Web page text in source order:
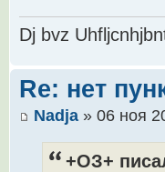
Dj bvz
Re: нет
Nadja » 06 ноя
+ОЗ+